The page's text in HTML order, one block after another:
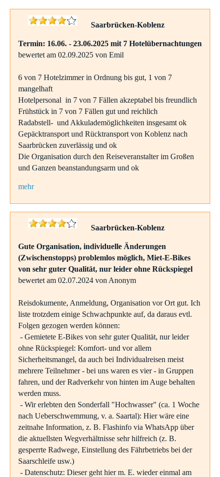
Saarbrücken-Koblenz
Termin: 16.06. - 23.06.2025 mit 7 Hotelübernachtungen
bewertet am 02.09.2025 von Emil
6 von 7 Hotelzimmer in Ordnung bis gut, 1 von 7
mangelhaft
Hotelpersonal in 7 von 7 Fällen akzeptabel bis freundlich
Frühstück in 7 von 7 Fällen gut und reichlich
Radabstell- und Akkulademöglichkeiten insgesamt ok
Gepäcktransport und Rücktransport von Koblenz nach
Saarbrücken zuverlässig und ok
Die Organisation durch den Reiseveranstalter im Großen
und Ganzen beanstandungsarm und ok
mehr
Saarbrücken-Koblenz
Gute Organisation, individuelle Änderungen
(Zwischenstopps) problemlos möglich, Miet-E-Bikes
von sehr guter Qualität, nur leider ohne Rückspiegel
bewertet am 02.07.2024 von Anonym
Reisdokumente, Anmeldung, Organisation vor Ort gut. Ich
liste trotzdem einige Schwachpunkte auf, da daraus evtl.
Folgen gezogen werden können:
- Gemietete E-Bikes von sehr guter Qualität, nur leider
ohne Rückspiegel: Komfort- und vor allem
Sicherheitsmangel, da auch bei Individualreisen meist
mehrere Teilnehmer - bei uns waren es vier - in Gruppen
fahren, und der Radverkehr von hinten im Auge behalten
werden muss.
- Wir erlebten den Sonderfall "Hochwasser" (ca. 1 Woche
nach Ueberschwemmung, v. a. Saartal): Hier wäre eine
zeitnahe Information, z. B. Flashinfo via WhatsApp über
die aktuellsten Wegverhältnisse sehr hilfreich (z. B.
gesperrte Radwege, Einstellung des Fährbetriebs bei der
Saarschleife usw.)
- Datenschutz: Dieser geht hier m. E. wieder einmal am